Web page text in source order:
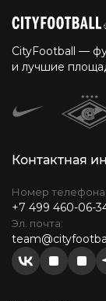
CityFootball —
и лучшие
Контактная
Номер телефона:
+7 499 460-06-
Эл. почта: